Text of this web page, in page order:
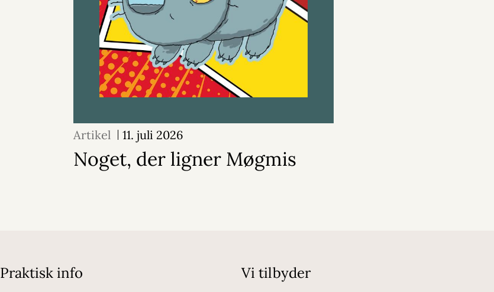
Artikel 11. juli 2026
Noget, der ligner Møgmis
Praktisk info Vi tilbyder